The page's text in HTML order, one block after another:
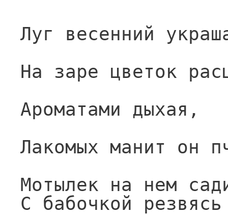
Луг весенний
На заре цветок
Ароматами дыхая,
Лакомых манит он
Мотылек на нем
С бабочкой